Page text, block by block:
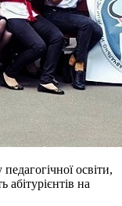
освіти,
абітурієнтів на